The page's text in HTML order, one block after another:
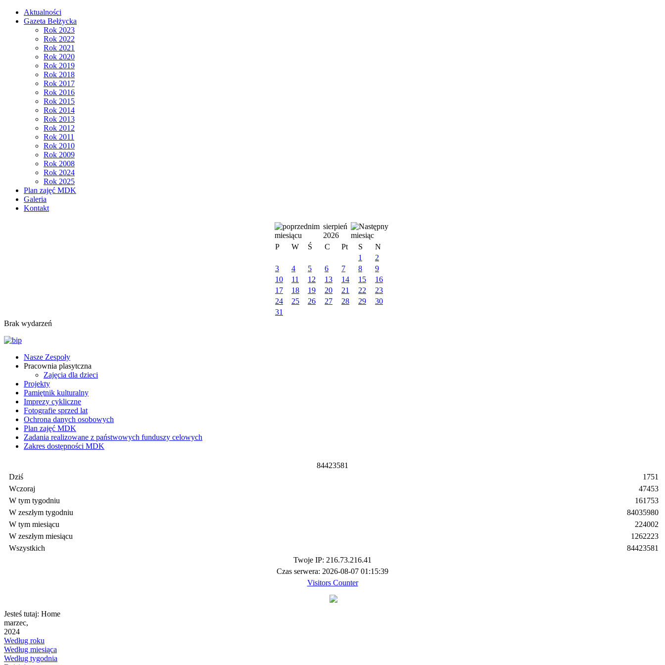
Aktualności
Gazeta Bełżycka
Rok 2023
Rok 2022
Rok 2021
Rok 2020
Rok 2019
Rok 2018
Rok 2017
Rok 2016
Rok 2015
Rok 2014
Rok 2013
Rok 2012
Rok 2011
Rok 2010
Rok 2009
Rok 2008
Rok 2024
Rok 2025
Plan zajęć MDK
Galeria
Kontakt
sierpień
2026
P
W Ś C Pt S
N
1
2
3
4 5 6 7 8
9
10
11 12 13 14 15
16
17
18 19 20 21 22
23
24
25 26 27 28 29
30
31
Brak wydarzeń
Nasze Zespoły
Pracownia plasytczna
Zajęcia dla dzieci
Projekty
Pamiętnik kulturalny
Imprezy cykliczne
Fotografie sprzed lat
Ochrona danych osobowych
Plan zajęć MDK
Zadania realizowane z państwowych funduszy celowych
Zakres dostępności MDK
84423581
Dziś
Wczoraj
W tym tygodniu
W zeszłym tygodniu
W tym miesiącu
W zeszłym miesiącu
Wszystkich
1751
47453
161753
84035980
224002
1262223
84423581
Twoje IP: 216.73.216.41
Czas serwera: 2026-08-07 01:15:39
Visitors Counter
Jesteś tutaj: Home
marzec,
2024
Według roku
Według miesiąca
Według tygodnia